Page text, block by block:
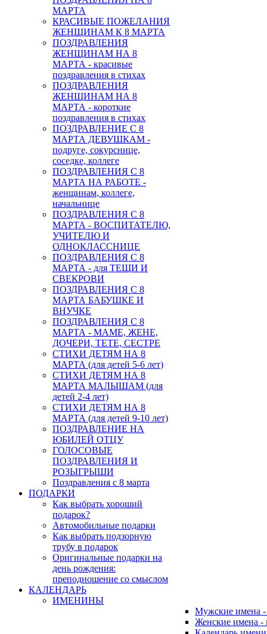
МАРТА
КРАСИВЫЕ ПОЖЕЛАНИЯ
ЖЕНЩИНАМ К 8 МАРТА
ПОЗДРАВЛЕНИЯ
ЖЕНЩИНАМ НА 8
МАРТА - красивые
поздравления в стихах
ПОЗДРАВЛЕНИЯ
ЖЕНЩИНАМ НА 8
МАРТА - короткие
поздравления в стихах
ПОЗДРАВЛЕНИЕ С 8
МАРТА ДЕВУШКАМ -
подруге, сокурснице,
соседке, коллеге
ПОЗДРАВЛЕНИЯ С 8
МАРТА НА РАБОТЕ -
женщинам, коллеге,
начальнице
ПОЗДРАВЛЕНИЯ С 8
МАРТА - ВОСПИТАТЕЛЮ,
УЧИТЕЛЮ И
ОДНОКЛАССНИЦЕ
ПОЗДРАВЛЕНИЯ С 8
МАРТА - для ТЕЩИ И
СВЕКРОВИ
ПОЗДРАВЛЕНИЯ С 8
МАРТА БАБУШКЕ И
ВНУЧКЕ
ПОЗДРАВЛЕНИЯ С 8
МАРТА - МАМЕ, ЖЕНЕ,
ДОЧЕРИ, ТЕТЕ, СЕСТРЕ
СТИХИ ДЕТЯМ НА 8
МАРТА (для детей 5-6 лет)
СТИХИ ДЕТЯМ НА 8
МАРТА МАЛЫШАМ (для
детей 2-4 лет)
СТИХИ ДЕТЯМ НА 8
МАРТА (для детей 9-10 лет)
ПОЗДРАВЛЕНИЕ НА
ЮБИЛЕЙ ОТЦУ
ГОЛОСОВЫЕ
ПОЗДРАВЛЕНИЯ И
РОЗЫГРЫШИ
Поздравления с 8 марта
ПОДАРКИ
Как выбрать хороший
подарок?
Автомобильные подарки
Как выбрать подзорную
трубу в подарок
Оригинальные подарки на
день рождения:
преподношение со смыслом
КАЛЕНДАРЬ
ИМЕНИНЫ
Мужские имена
Женские имена